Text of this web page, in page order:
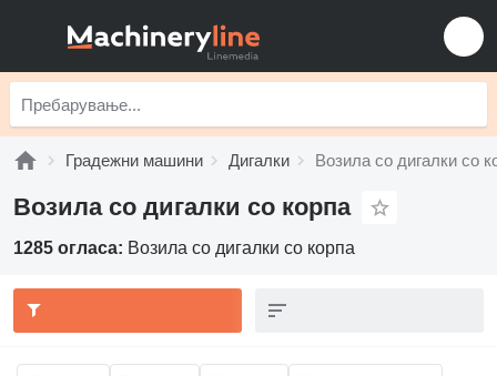
Градежни машини Дигалки Возила со дигалки со
Возила со дигалки со корпа
1285 огласа: Возила со дигалки со корпа